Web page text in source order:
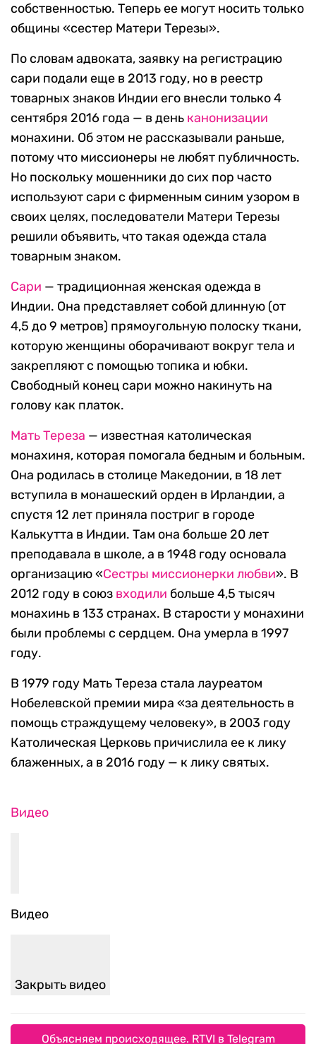
собственностью. Теперь ее могут носить только
общины «сестер Матери Терезы».
По словам адвоката, заявку на регистрацию
сари подали еще в 2013 году, но в реестр
товарных знаков Индии его внесли только 4
сентября 2016 года — в день канонизации
монахини. Об этом не рассказывали раньше,
потому что миссионеры не любят публичность.
Но поскольку мошенники до сих пор часто
используют сари с фирменным синим узором в
своих целях, последователи Матери Терезы
решили объявить, что такая одежда стала
товарным знаком.
Сари — традиционная женская одежда в
Индии. Она представляет собой длинную (от
4,5 до 9 метров) прямоугольную полоску ткани,
которую женщины оборачивают вокруг тела и
закрепляют с помощью топика и юбки.
Свободный конец сари можно накинуть на
голову как платок.
Мать Тереза — известная католическая
монахиня, которая помогала бедным и больным.
Она родилась в столице Македонии, в 18 лет
вступила в монашеский орден в Ирландии, а
спустя 12 лет приняла постриг в городе
Калькутта в Индии. Там она больше 20 лет
преподавала в школе, а в 1948 году основала
организацию «Сестры миссионерки любви». В
2012 году в союз входили больше 4,5 тысяч
монахинь в 133 странах. В старости у монахини
были проблемы с сердцем. Она умерла в 1997
году.
В 1979 году Мать Тереза стала лауреатом
Нобелевской премии мира «за деятельность в
помощь страждущему человеку», в 2003 году
Католическая Церковь причислила ее к лику
блаженных, а в 2016 году — к лику святых.
Видео
Видео
Закрыть видео
Объясняем происходящее. RTVI в Telegram